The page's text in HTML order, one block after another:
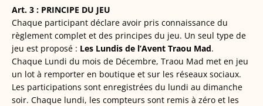
Art. 3 : PRINCIPE DU JEU
Chaque participant déclare avoir pris connaissance du
règlement complet et des principes du jeu. Un seul type de
jeu est proposé : Les Lundis de l’Avent Traou Mad.
Chaque Lundi du mois de Décembre, Traou Mad met en jeu
un lot à remporter en boutique et sur les réseaux sociaux.
Les participations sont enregistrées du lundi au dimanche
soir. Chaque lundi, les compteurs sont remis à zéro et les